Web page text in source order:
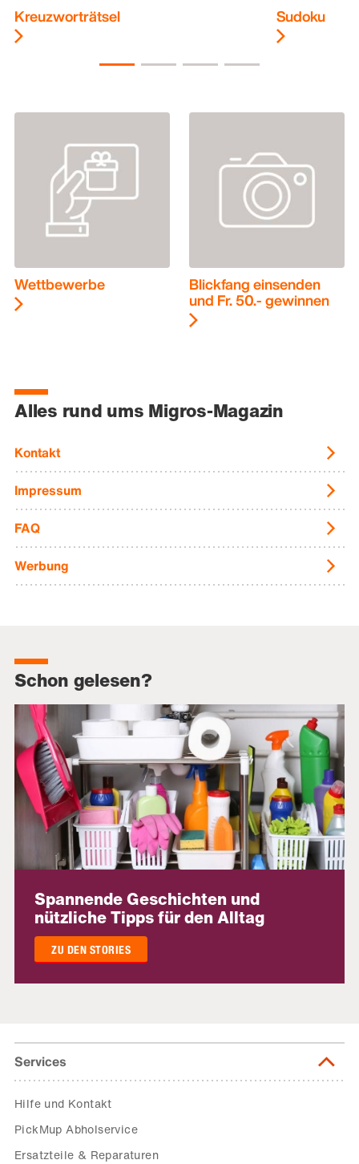
Kreuzworträtsel Sudoku
Wettbewerbe Blickfang einsenden
und Fr. 50.- gewinnen
Alles rund ums Migros-Magazin
Kontakt
Impressum
FAQ
Werbung
Schon gelesen?
Spannende Geschichten und
nützliche Tipps für den Alltag
ZU DEN STORIES
Services
Hilfe und Kontakt
PickMup Abholservice
Ersatzteile & Reparaturen